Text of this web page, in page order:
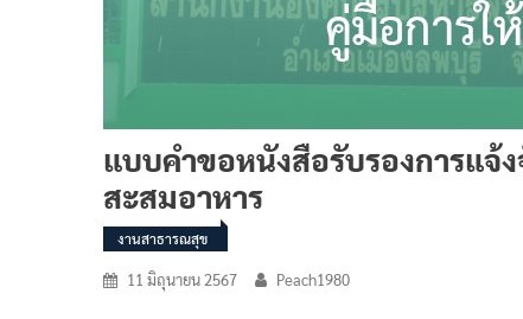
แบบคำขอหนังสือรับรองการแจ้
สะสมอาหาร
งานสาธารณสุข
11 มิถุนายน 2567 Peach1980